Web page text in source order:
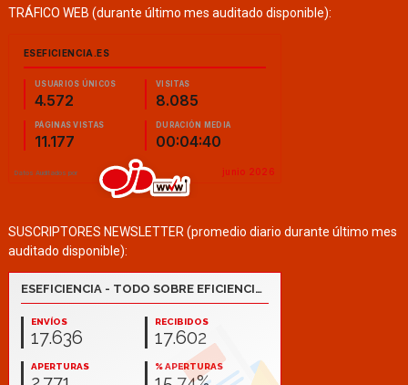
TRÁFICO WEB (durante último mes auditado disponible):
SUSCRIPTORES NEWSLETTER (promedio diario durante último mes
auditado disponible):